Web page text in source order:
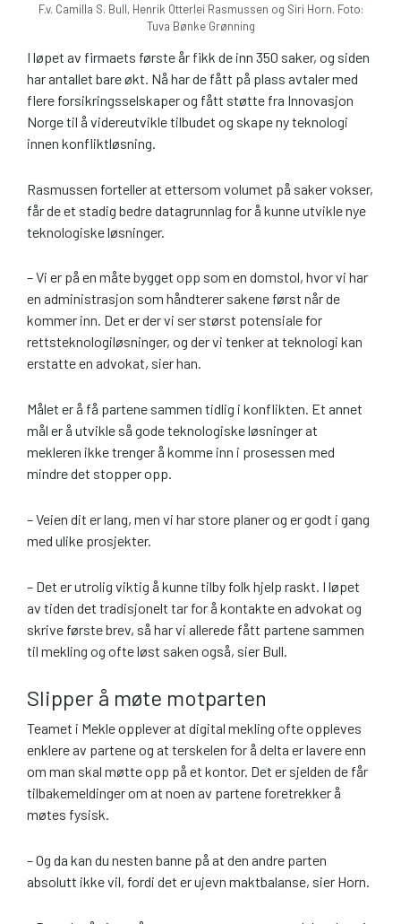
F.v. Camilla S. Bull, Henrik Otterlei Rasmussen og Siri Horn. Foto:
Tuva Bønke Grønning
I løpet av firmaets første år fikk de inn 350 saker, og siden
har antallet bare økt. Nå har de fått på plass avtaler med
flere forsikringsselskaper og fått støtte fra Innovasjon
Norge til å videreutvikle tilbudet og skape ny teknologi
innen konfliktløsning.
Rasmussen forteller at ettersom volumet på saker vokser,
får de et stadig bedre datagrunnlag for å kunne utvikle nye
teknologiske løsninger.
– Vi er på en måte bygget opp som en domstol, hvor vi har
en administrasjon som håndterer sakene først når de
kommer inn. Det er der vi ser størst potensiale for
rettsteknologiløsninger, og der vi tenker at teknologi kan
erstatte en advokat, sier han.
Målet er å få partene sammen tidlig i konflikten. Et annet
mål er å utvikle så gode teknologiske løsninger at
mekleren ikke trenger å komme inn i prosessen med
mindre det stopper opp.
– Veien dit er lang, men vi har store planer og er godt i gang
med ulike prosjekter.
– Det er utrolig viktig å kunne tilby folk hjelp raskt. I løpet
av tiden det tradisjonelt tar for å kontakte en advokat og
skrive første brev, så har vi allerede fått partene sammen
til mekling og ofte løst saken også, sier Bull.
Slipper å møte motparten
Teamet i Mekle opplever at digital mekling ofte oppleves
enklere av partene og at terskelen for å delta er lavere enn
om man skal møtte opp på et kontor. Det er sjelden de får
tilbakemeldinger om at noen av partene foretrekker å
møtes fysisk.
– Og da kan du nesten banne på at den andre parten
absolutt ikke vil, fordi det er ujevn maktbalanse, sier Horn.